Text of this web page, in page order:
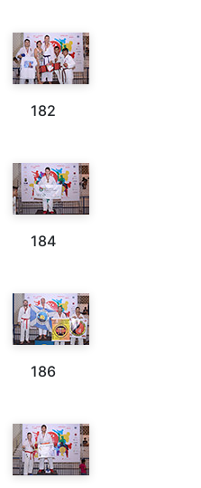
182
184
186